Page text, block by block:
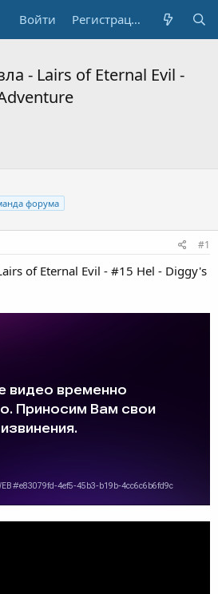
Войти Регистрация
- Lairs of Eternal Evil -
форума
#1
of Eternal Evil - #15 Hel - Diggy's